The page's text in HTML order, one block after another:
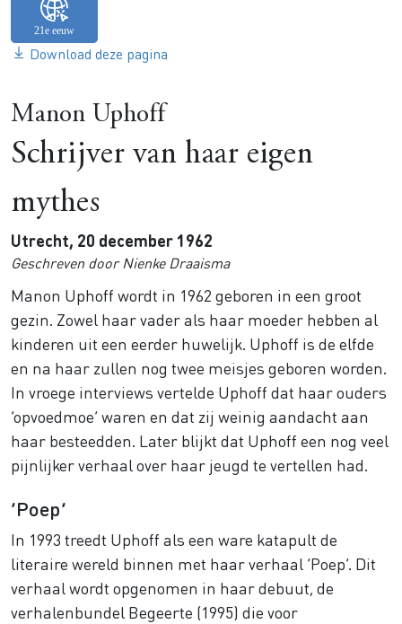
Download deze pagina
Manon Uphoff
Schrijver van haar eigen
mythes
Utrecht, 20 december 1962
Geschreven door Nienke Draaisma
Manon Uphoff wordt in 1962 geboren in een groot
gezin. Zowel haar vader als haar moeder hebben al
kinderen uit een eerder huwelijk. Uphoff is de elfde
en na haar zullen nog twee meisjes geboren worden.
In vroege interviews vertelde Uphoff dat haar ouders
‘opvoedmoe’ waren en dat zij weinig aandacht aan
haar besteedden. Later blijkt dat Uphoff een nog veel
pijnlijker verhaal over haar jeugd te vertellen had.
‘Poep’
In 1993 treedt Uphoff als een ware katapult de
literaire wereld binnen met haar verhaal ‘Poep’. Dit
verhaal wordt opgenomen in haar debuut, de
verhalenbundel Begeerte (1995) die voor